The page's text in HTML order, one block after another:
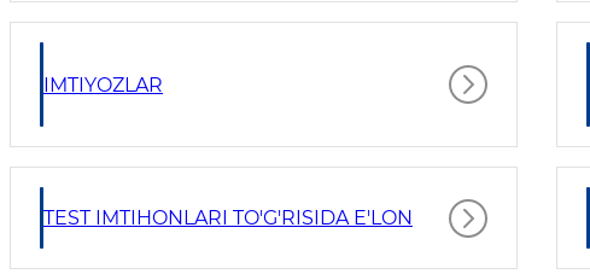
IMTIYOZLAR
TEST IMTIHONLARI TO'G'RISIDA E'LON